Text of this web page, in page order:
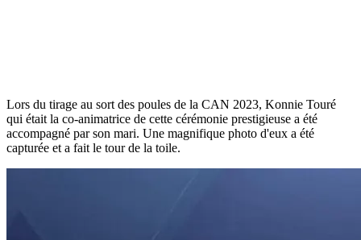
Lors du tirage au sort des poules de la CAN 2023, Konnie Touré
qui était la co-animatrice de cette cérémonie prestigieuse a été
accompagné par son mari. Une magnifique photo d'eux a été
capturée et a fait le tour de la toile.